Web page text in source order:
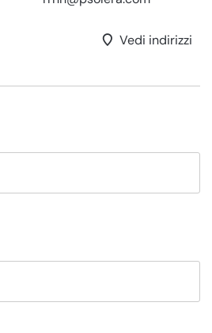
Vedi indirizzi